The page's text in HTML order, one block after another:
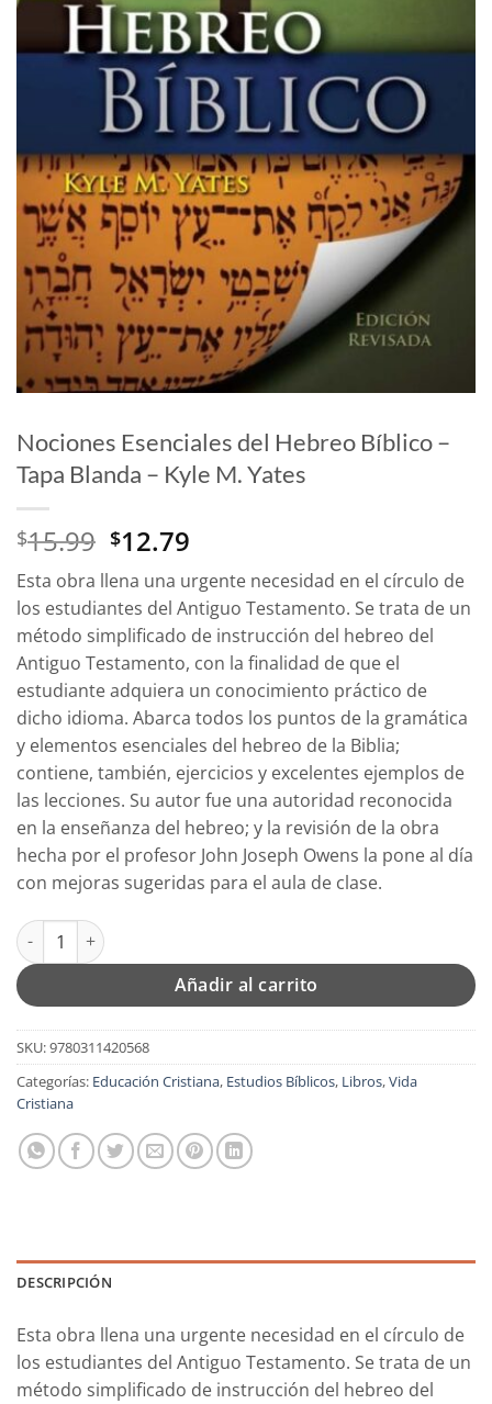
Nociones Esenciales del Hebreo Bíblico –
Tapa Blanda – Kyle M. Yates
$15.99 El
original
era:
$15.99.
$12.79
precio
actual
es:
$12.79.
Esta obra llena una urgente necesidad en el círculo de
los estudiantes del Antiguo Testamento. Se trata de un
método simplificado de instrucción del hebreo del
Antiguo Testamento, con la finalidad de que el
estudiante adquiera un conocimiento práctico de
dicho idioma. Abarca todos los puntos de la gramática
y elementos esenciales del hebreo de la Biblia;
contiene, también, ejercicios y excelentes ejemplos de
las lecciones. Su autor fue una autoridad reconocida
en la enseñanza del hebreo; y la revisión de la obra
hecha por el profesor John Joseph Owens la pone al día
con mejoras sugeridas para el aula de clase.
Nociones Esenciales del Hebreo Bíblico - Tapa Blanda - Kyle
Añadir al carrito
SKU:9780311420568
Categorías: Educación Cristiana, Estudios Bíblicos, Libros,Vida
Cristiana
DESCRIPCIÓN
Esta obra llena una urgente necesidad en el círculo de
los estudiantes del Antiguo Testamento. Se trata de un
método simplificado de instrucción del hebreo del